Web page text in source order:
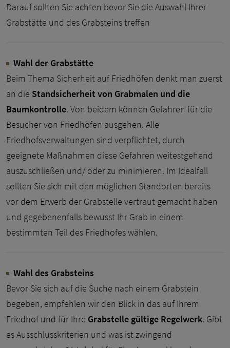
Darauf sollten Sie achten bevor Sie die Auswahl Ihrer
Grabstätte und des Grabsteins treffen
Wahl der Grabstätte
Beim Thema Sicherheit auf Friedhöfen denkt man zuerst
an die Standsicherheit von Grabmalen und die
Baumkontrolle. Von beidem können Gefahren für die
Besucher von Friedhöfen ausgehen. Alle
Friedhofsverwaltungen sind verpflichtet, durch
geeignete Maßnahmen diese Gefahren weitestgehend
auszuschließen und/ oder zu minimieren. Im Idealfall
sollten Sie sich mit den möglichen Standorten bereits
vor dem Erwerb der Grabstelle vertraut gemacht haben
und gegebenenfalls bewusst Ihr Grab in einem
bestimmten Teil des Friedhofes wählen.
Wahl des Grabsteins
Bevor Sie sich auf die Suche nach einem Grabstein
begeben, empfehlen wir den Blick in das auf Ihrem
Friedhof und für Ihre Grabstelle gültige Regelwerk. Gibt
es Ausschlusskriterien und was ist zwingend